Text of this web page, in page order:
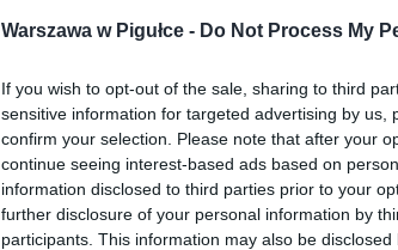
Warszawa w Pigułce - Do Not Process My
If you wish to opt-out of the sale, sharing to third
sensitive information for targeted advertising by us,
confirm your selection. Please note that after your
continue seeing interest-based ads based on
information disclosed to third parties prior to your
further disclosure of your personal information by
participants. This information may also be
Fot. Warszawa w
CO WARTO KUPIĆ?
Mięso mielone z łopatki wieprzowej